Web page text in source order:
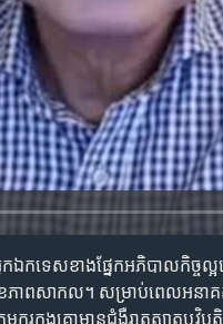
កទេស​ខាង​ផ្នែក​អភិបាលកិច្ច​ល្អ​
សុខភាព​សាកល។ សម្រាប់​ពេល​អ
ករ​ក្នុង​គ្រា​មាន​ជំងឺ​រាតត្បាត​ឬ​